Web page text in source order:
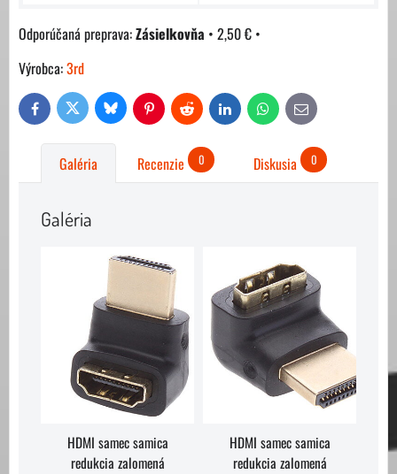
Zásielkovňa • 2,50 € •
Výrobca:3rd
FacebookTwitter Bluesky PinterestReddit LinkedIn WhatsAppE-
mail
Galéria Recenzie 0 Diskusia 0
Galéria
HDMI samec samica
redukcia zalomená
HDMI samec samica
redukcia zalomená